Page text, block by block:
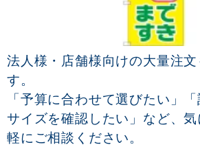
法人様・店舗様向けの大量注
す。
「予算に合わせて選びたい」
サイズを確認したい」など、
軽にご相談ください。